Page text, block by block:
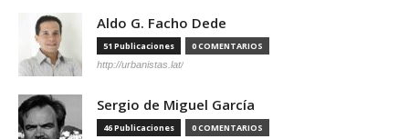
Aldo G. Facho Dede
51 Publicaciones 0 COMENTARIOS
http://urbanistas.lat/
Sergio de Miguel García
46 Publicaciones 0 COMENTARIOS